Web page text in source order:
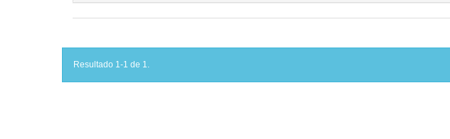
Resultado 1-1 de 1.